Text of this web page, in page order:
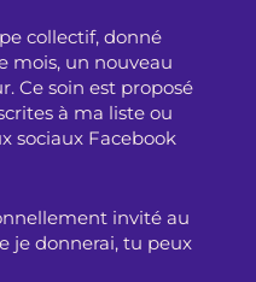
collectif, donné
mois, un nouveau
Ce soin est proposé
à ma liste ou
sociaux Facebook
invité au
je donnerai, tu peux